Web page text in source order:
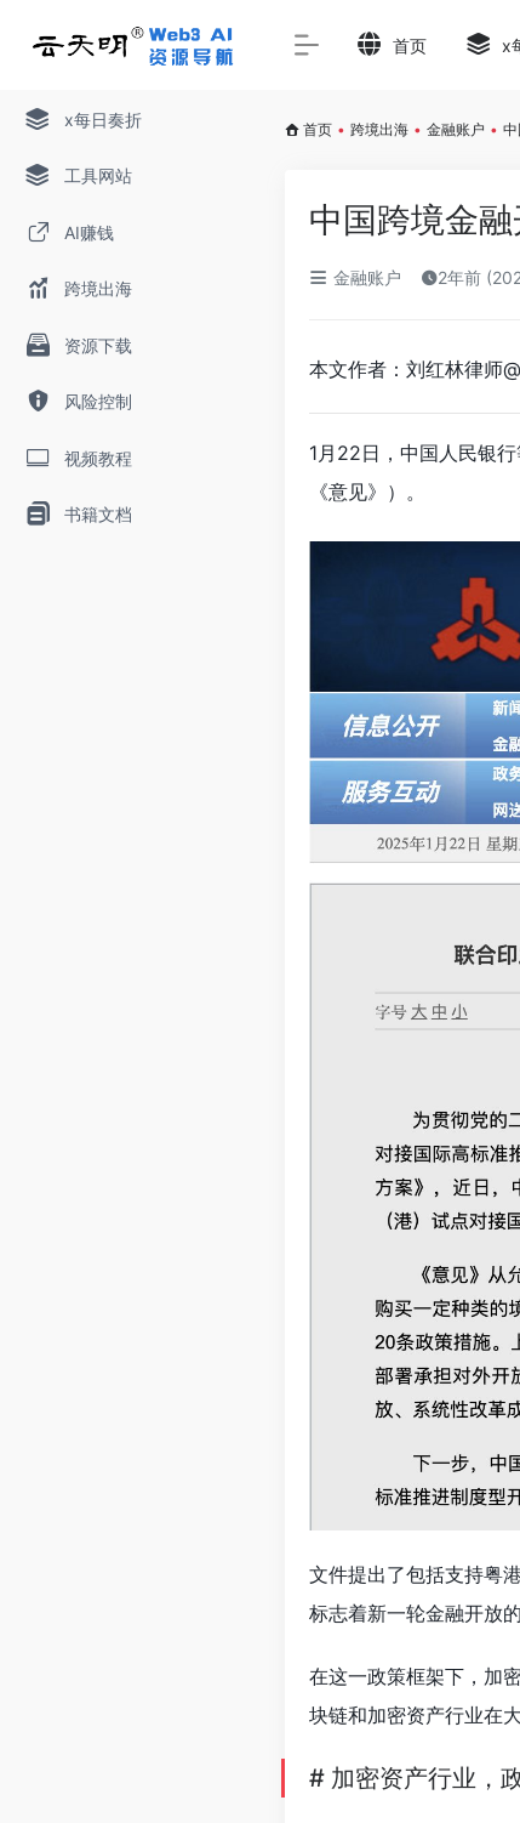
x每日奏折
工具网站
AI赚钱
跨境出海
资源下载
风险控制
视频教程
书籍文档
首页 x
首页 • 跨境出海 • 金融账户 •
中国跨境金
金融账户 2年前
本文作者：刘红林律师
1月22日，中国人民银
《意见》）。
文件提出了包括支持粤
标志着新一轮金融开放
在这一政策框架下，加
块链和加密资产行业在
# 加密资产行业，